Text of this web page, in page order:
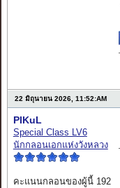
22 มิถุนายน 2026, 11:52:AM
PIKuL
Special Class LV6
นักกลอนเอกแห่งวังหลวง
คะแนนกลอนของผู้นี้ 192